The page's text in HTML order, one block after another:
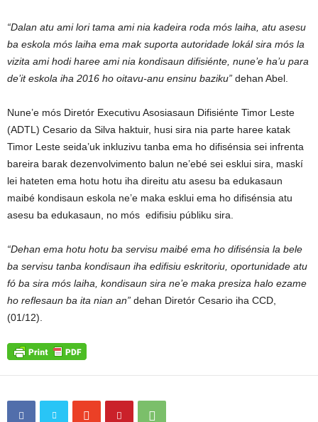
“Dalan atu ami lori tama ami nia kadeira roda mós laiha, atu asesu
ba eskola mós laiha ema mak suporta autoridade lokál sira mós la
vizita ami hodi haree ami nia kondisaun difisiénte, nune’e ha’u para
de’it eskola iha 2016 ho oitavu-anu ensinu baziku” dehan Abel.
Nune’e mós Diretór Executivu Asosiasaun Difisiénte Timor Leste
(ADTL) Cesario da Silva haktuir, husi sira nia parte haree katak
Timor Leste seida’uk inkluzivu tanba ema ho difisénsia sei infrenta
bareira barak dezenvolvimento balun ne’ebé sei esklui sira, maskí
lei hateten ema hotu hotu iha direitu atu asesu ba edukasaun
maibé kondisaun eskola ne’e maka esklui ema ho difisénsia atu
asesu ba edukasaun, no mós edifisiu públiku sira.
“Dehan ema hotu hotu ba servisu maibé ema ho difisénsia la bele
ba servisu tanba kondisaun iha edifisiu eskritoriu, oportunidade atu
fó ba sira mós laiha, kondisaun sira ne’e maka presiza halo ezame
ho reflesaun ba ita nian an” dehan Diretór Cesario iha CCD,
(01/12).